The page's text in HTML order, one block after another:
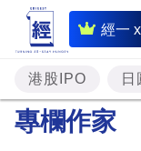
經一
即
時
財
經
港股IPO 日
專欄作家